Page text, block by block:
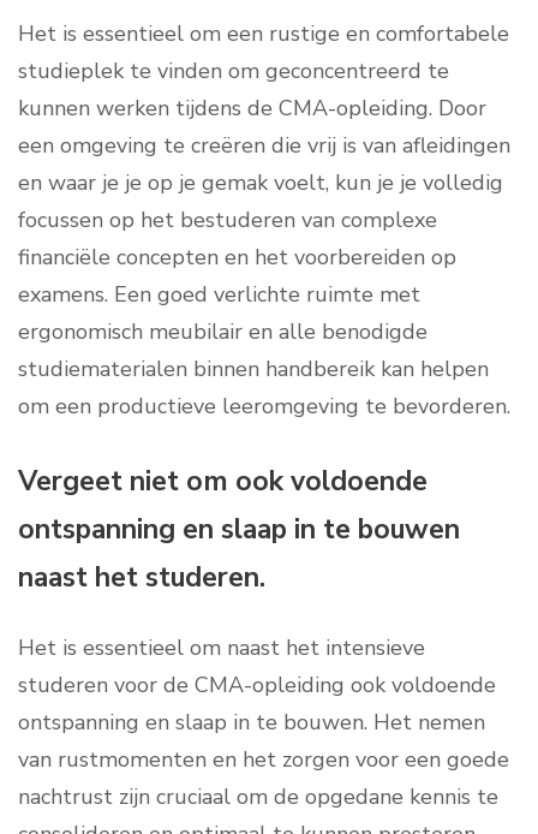
Het is essentieel om een rustige en comfortabele
studieplek te vinden om geconcentreerd te
kunnen werken tijdens de CMA-opleiding. Door
een omgeving te creëren die vrij is van afleidingen
en waar je je op je gemak voelt, kun je je volledig
focussen op het bestuderen van complexe
financiële concepten en het voorbereiden op
examens. Een goed verlichte ruimte met
ergonomisch meubilair en alle benodigde
studiematerialen binnen handbereik kan helpen
om een productieve leeromgeving te bevorderen.
Vergeet niet om ook voldoende
ontspanning en slaap in te bouwen
naast het studeren.
Het is essentieel om naast het intensieve
studeren voor de CMA-opleiding ook voldoende
ontspanning en slaap in te bouwen. Het nemen
van rustmomenten en het zorgen voor een goede
nachtrust zijn cruciaal om de opgedane kennis te